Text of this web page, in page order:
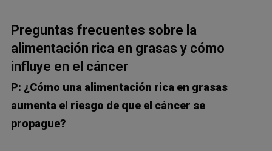
Preguntas frecuentes sobre la
alimentación rica en grasas y cómo
influye en el cáncer
P: ¿Cómo una alimentación rica en grasas
aumenta el riesgo de que el cáncer se
propague?